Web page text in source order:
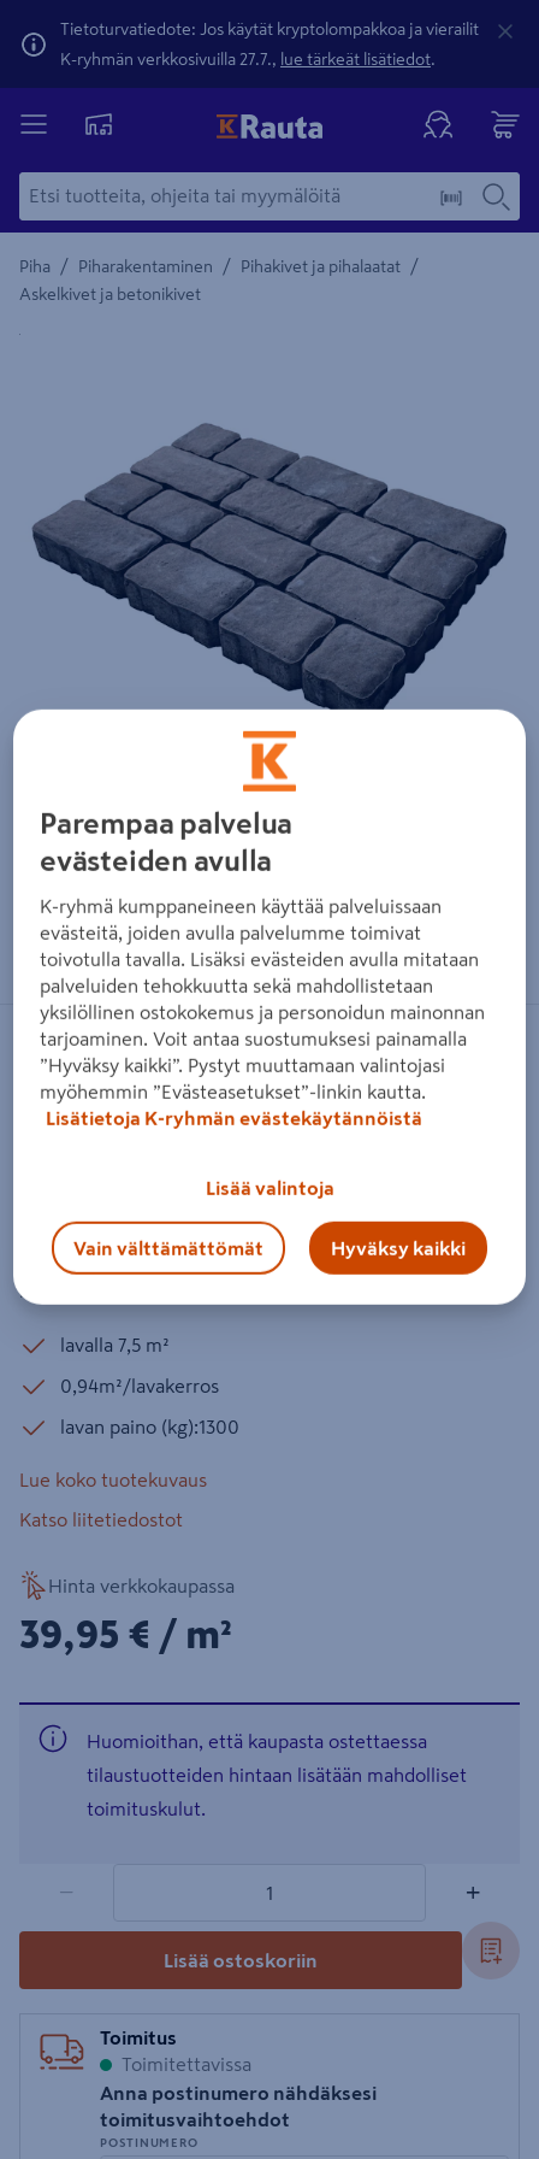
Tietoturvatiedote: Jos käytät kryptolompakkoa ja vierailit
K-ryhmän verkkosivuilla 27.7., lue tärkeät lisätiedot.
Piha / Piharakentaminen / Pihakivet ja pihalaatat /
Askelkivet ja betonikivet
Yksityiskohtainen kuvaus löytyy Tuotteen kuvaus -
Zoomaa kuvaa sormilla kosketusnäytöllä
Loimuhulekivet 80 Lakka harmaa
LAKKA
Loimuhulekivet- pihakivisarjaan kuuluvat 4 erikokoista
kiveä luovat elävän luonnonkivimäisen tunnelman.
Loimuhulekivillä päällystetty alue läpäisee veden ja auttaa
hallitsemaan rakennetun ympäristön hulevesikertymiä.
lavalla 7,5 m²
0,94m²/lavakerros
lavan paino (kg):1300
Lue koko tuotekuvaus
Katso liitetiedostot
Hinta verkkokaupassa
39,95€/m²
39,95 € / m²
Huomioithan, että kaupasta ostettaessa
tilaustuotteiden hintaan lisätään mahdolliset
toimituskulut.
− +
Lisää ostoskoriin
Toimitus
Toimitettavissa
Anna postinumero nähdäksesi
toimitusvaihtoehdot
POSTINUMERO
Parempaa palvelua
evästeiden avulla
K-ryhmä kumppaneineen käyttää palveluissaan
evästeitä, joiden avulla palvelumme toimivat
toivotulla tavalla. Lisäksi evästeiden avulla mitataan
palveluiden tehokkuutta sekä mahdollistetaan
yksilöllinen ostokokemus ja personoidun mainonnan
tarjoaminen. Voit antaa suostumuksesi painamalla
”Hyväksy kaikki”. Pystyt muuttamaan valintojasi
myöhemmin ”Evästeasetukset”-linkin kautta.
Lisätietoja K-ryhmän evästekäytännöistä
Lisää valintoja
Vain välttämättömät Hyväksy kaikki